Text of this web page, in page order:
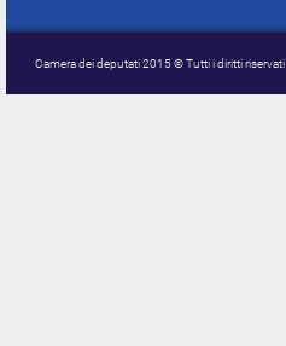
Camera dei deputati 2015 © Tutti i diritti riservati